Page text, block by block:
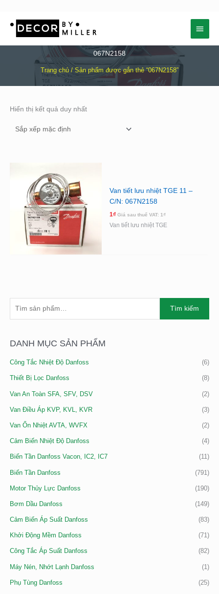
Menu
chính
067N2158
Trang chủ / Sản phẩm được gắn thẻ “067N2158”
K
Ế
M
Tìm kiếm
DANH MỤC SẢN PHẨM
Công Tắc Nhiệt Độ Danfoss (6)
Thiết Bị Lọc Danfoss (8)
Van An Toàn SFA, SFV, DSV (2)
Van Điều Áp KVP, KVL, KVR (3)
Van Ổn Nhiệt AVTA, WVFX (2)
Cảm Biến Nhiệt Độ Danfoss (4)
Biến Tần Danfoss Vacon, IC2, IC7 (11)
Biến Tần Danfoss (791)
Motor Thủy Lực Danfoss (190)
Bơm Dầu Danfoss (149)
Cảm Biến Áp Suất Danfoss (83)
Khởi Động Mềm Danfoss (71)
Công Tắc Áp Suất Danfoss (82)
Máy Nén, Nhớt Lạnh Danfoss (1)
Phụ Tùng Danfoss (25)
T
H
Đ
A
Hiển thị kết quả duy nhất
Van tiết lưu nhiệt TGE 11 –
C/N: 067N2158
1₫ Giá sau thuế VAT: 1₫
Van tiết lưu nhiệt TGE